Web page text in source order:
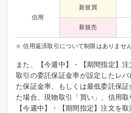
信用
新規買
新規売
信用返済取引について制限はありません
また、【今週中】・【期間指定】
取引の委託保証金率が設定したレ
た保証金率、もしくは最低委託保
た場合、現物取引「買い」、信用
【今週中】・【期間指定】注文を